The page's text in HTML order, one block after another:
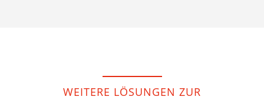
WEITERE LÖSUNGEN ZUR